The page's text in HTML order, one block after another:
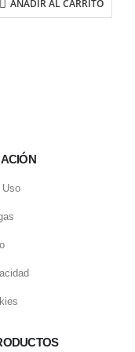
AÑADIR AL CARRITO
Uso